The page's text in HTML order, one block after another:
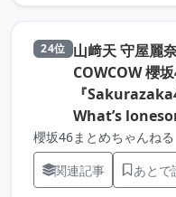
24位 山﨑天 守屋麗
COWCOW 櫻
『
What’s
櫻坂46まとめちゃんねる
関連記事
あとで